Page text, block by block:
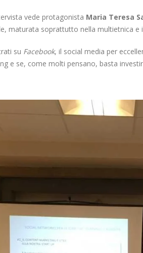
vede protagonista Maria Teresa
maturata soprattutto nella multietnica e
su Facebook, il social media per
e se, come molti pensano, basta